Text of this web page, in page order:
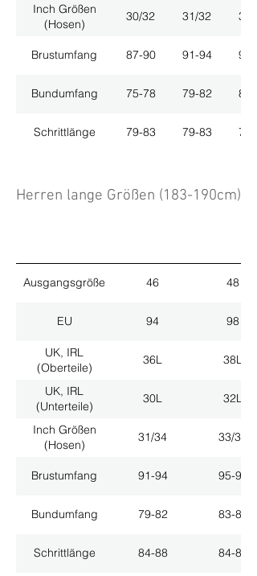
Inch Größen
(Hosen)
30/32 31/32 33/
Brustumfang 87-90 91-94 95-
Bundumfang 75-78 79-82 83-
Schrittlänge 79-83 79-83 79-
Herren lange Größen (183-190cm)
Ausgangsgröße 46 48
EU 94 98
UK, IRL
(Oberteile)
36L 38L
UK, IRL
(Unterteile)
30L 32L
Inch Größen
(Hosen)
31/34 33/34
Brustumfang 91-94 95-98
Bundumfang 79-82 83-86
Schrittlänge 84-88 84-88